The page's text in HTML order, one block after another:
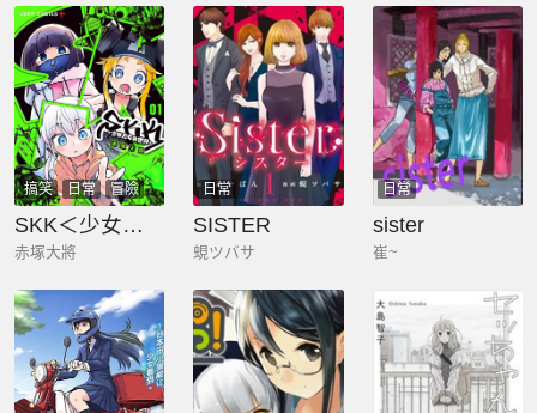
搞笑 日常 冒險
SKK＜少女們的世界＞
赤塚大將
日常
SISTER
蜆ツバサ
日常
sister
崔~